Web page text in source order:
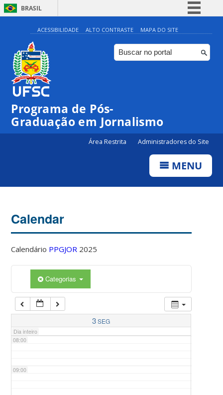
BRASIL
Simplifique!
Comunica BR
Participe
ACESSIBILIDADE ALTO CONTRASTE MAPA DO SITE
Programa de Pós-
Graduação em Jornalismo
Área Restrita Administradores do Site
MENU
Calendar
Calendário PPGJOR 2025
Categorias
3SEG
Dia inteiro
04:00
05:00
07:00
08:00
09:00